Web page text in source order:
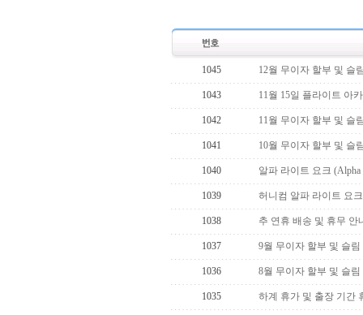
1045 12월 무이자 할부 및 슬
1043 11월 15일 플라이트 아
1042 11월 무이자 할부 및 슬
1041 10월 무이자 할부 및 슬
1040 알파 라이트 요크 (Alpha
1039 허니컴 알파 라이트 요
1038 추 연휴 배송 및 휴무 안
1037 9월 무이자 할부 및 슬
1036 8월 무이자 할부 및 슬
1035 하계 휴가 및 출장 기간